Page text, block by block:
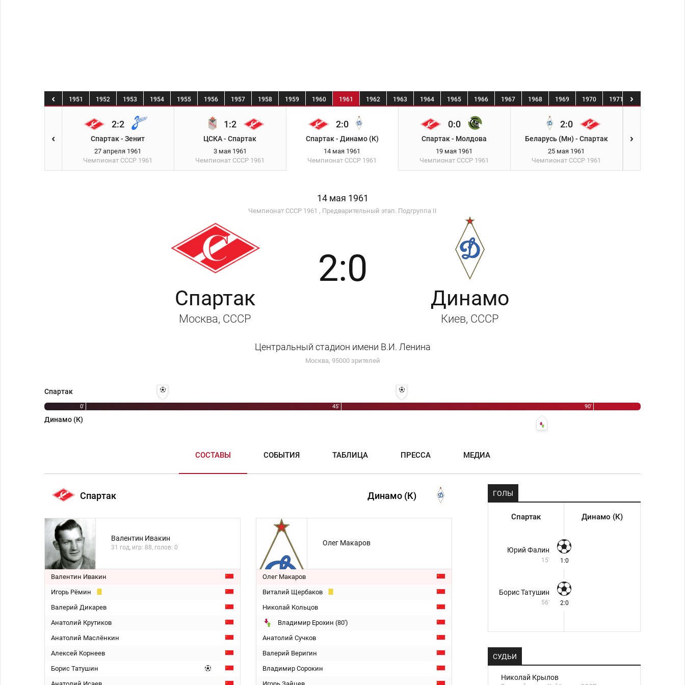
1950 1951 1952 1953 1954 1955 1956 1957 1958 1959 1960 1961 1962 1963 1964 1965 1966 1967 1968 1969 1970 1971
2:2
Спартак - Зенит
27 апреля 1961
Чемпионат СССР 1961
1:2
ЦСКА - Спартак
3 мая 1961
Чемпионат СССР 1961
2:0
Спартак - Динамо (К)
14 мая 1961
Чемпионат СССР 1961
0:0
Спартак - Молдова
19 мая 1961
Чемпионат СССР 1961
2:0
Беларусь (Мн) - Спартак
25 мая 1961
Чемпионат СССР 1961
14 мая 1961
Чемпионат СССР 1961 , Предварительный этап. Подгруппа II
Спартак
Москва, СССР
2:0
Динамо
Киев, СССР
Центральный стадион имени В.И. Ленина
Москва, 95000 зрителей
0' 45' 90'
Спартак
Динамо (К)
СОСТАВЫ СОБЫТИЯ ТАБЛИЦА ПРЕССА МЕДИА
Спартак Динамо (К)
Валентин Ивакин
31 год, игр: 88, голов: 0
Валентин Ивакин
Игорь Рёмин
Валерий Дикарев
Анатолий Крутиков
Анатолий Маслёнкин
Алексей Корнеев
Борис Татушин
Олег Макаров
Олег Макаров
Виталий Щербаков
Николай Кольцов
Владимир Ерохин (80')
Анатолий Сучков
Валерий Веригин
Владимир Сорокин
ГОЛЫ
Спартак Динамо (К)
Юрий Фалин
15' 1:0
Борис Татушин
56' 2:0
СУДЬИ
Николай Крылов